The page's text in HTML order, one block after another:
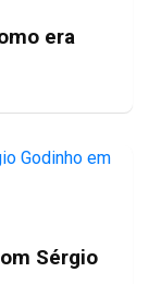
era
Sérgio